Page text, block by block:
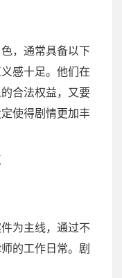
，通常具备以下
感十足。他们在
合法权益，又要
使得剧情更加丰
为主线，通过不
的工作日常。剧